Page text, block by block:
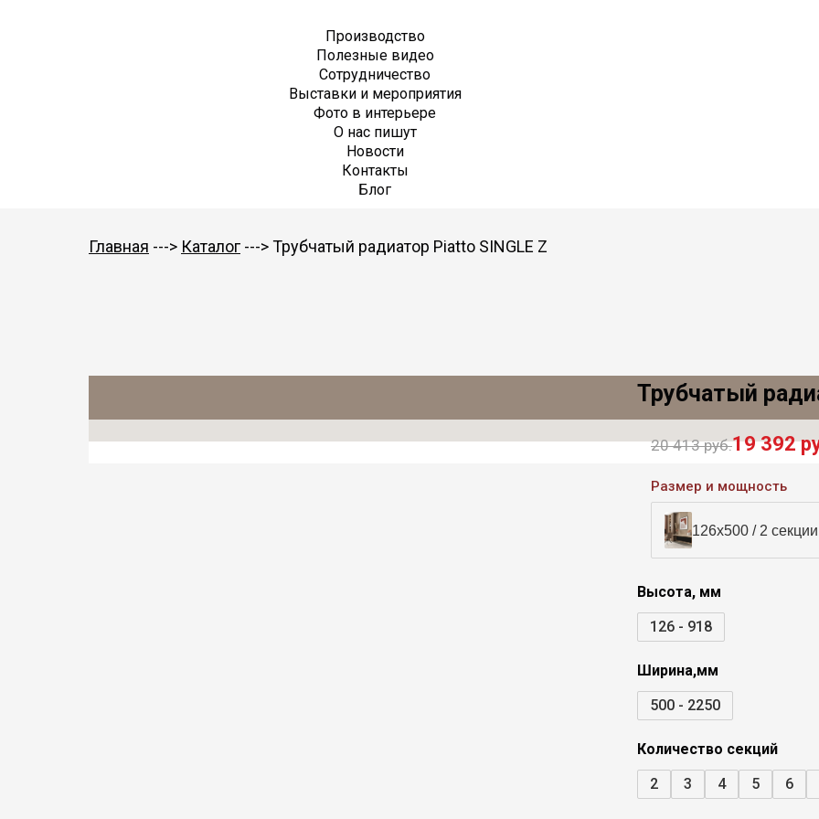
Производство
Полезные видео
Сотрудничество
Выставки и мероприятия
Фото в интерьере
О нас пишут
Новости
Контакты
Блог
Главная ---> Каталог ---> Трубчатый радиатор Piatto SINGLE Z
Трубчатый
20 413 руб.19 392
Размер и мощность
126х500 / 2
Высота, мм
126 - 918
Ширина,мм
500 - 2250
Количество секций
2
3 4 5 6